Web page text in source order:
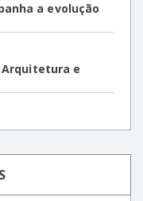
a evolução
Arquitetura e